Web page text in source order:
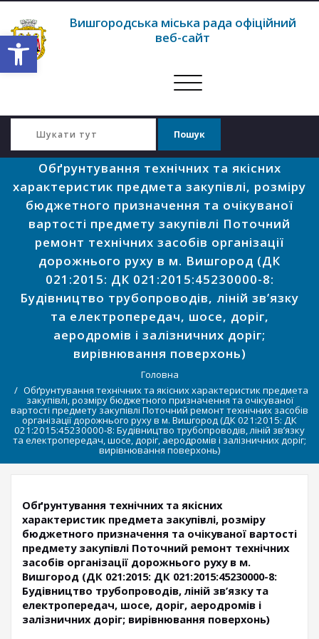
Відкрити Панель інструментів
Вишгородська міська рада офіційний
веб-сайт
Перемкнути
Обґрунтування технічних та якісних
характеристик предмета закупівлі, розміру
бюджетного призначення та очікуваної
вартості предмету закупівлі Поточний
ремонт технічних засобів організації
дорожнього руху в м. Вишгород (ДК
021:2015: ДК 021:2015:45230000-8:
Будівництво трубопроводів, ліній зв’язку
та електропередач, шосе, доріг,
аеродромів і залізничних доріг;
вирівнювання поверхонь)
Головна
Обґрунтування технічних та якісних характеристик предмета
закупівлі, розміру бюджетного призначення та очікуваної
вартості предмету закупівлі Поточний ремонт технічних засобів
організації дорожнього руху в м. Вишгород (ДК 021:2015: ДК
021:2015:45230000-8: Будівництво трубопроводів, ліній зв’язку
та електропередач, шосе, доріг, аеродромів і залізничних доріг;
вирівнювання поверхонь)
Обґрунтування технічних та якісних
характеристик предмета закупівлі, розміру
бюджетного призначення та очікуваної вартості
предмету закупівлі Поточний ремонт технічних
засобів організації дорожнього руху в м.
Вишгород (ДК 021:2015: ДК 021:2015:45230000-8:
Будівництво трубопроводів, ліній зв’язку та
електропередач, шосе, доріг, аеродромів і
залізничних доріг; вирівнювання поверхонь)